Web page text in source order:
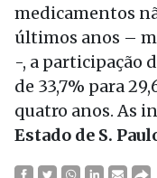
medicamentos
últimos anos –
-, a participação
de 33,7% para
quatro anos. As
Estado de S.